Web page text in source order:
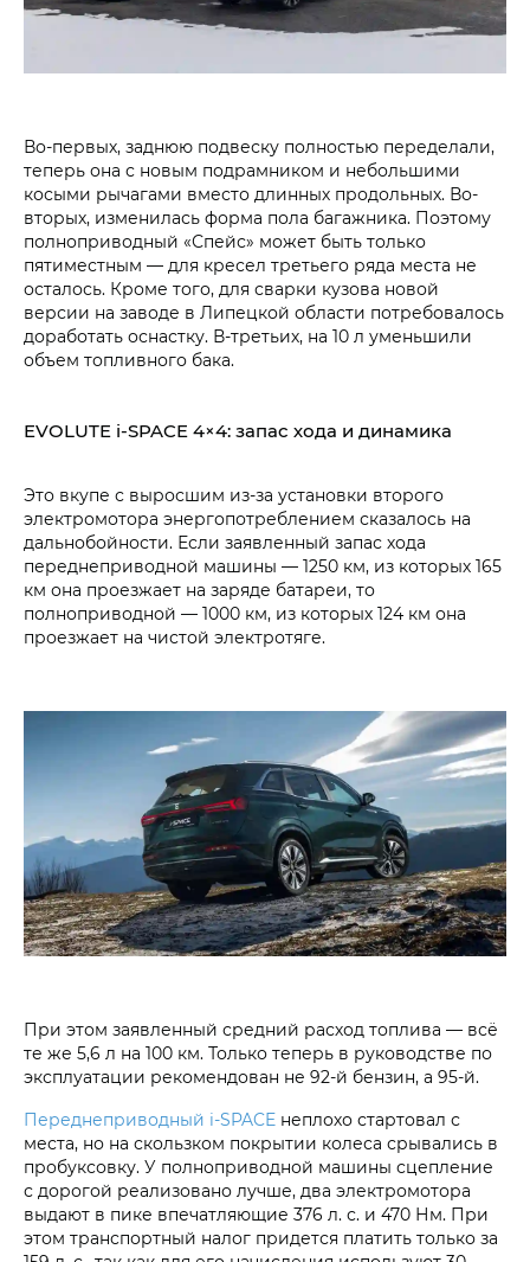
Во-первых, заднюю подвеску полностью переделали,
теперь она с новым подрамником и небольшими
косыми рычагами вместо длинных продольных. Во-
вторых, изменилась форма пола багажника. Поэтому
полноприводный «Спейс» может быть только
пятиместным — для кресел третьего ряда места не
осталось. Кроме того, для сварки кузова новой
версии на заводе в Липецкой области потребовалось
доработать оснастку. В-третьих, на 10 л уменьшили
объем топливного бака.
EVOLUTE i‑SPACE 4×4: запас хода и динамика
Это вкупе с выросшим из-за установки второго
электромотора энергопотреблением сказалось на
дальнобойности. Если заявленный запас хода
переднеприводной машины — 1250 км, из которых 165
км она проезжает на заряде батареи, то
полноприводной — 1000 км, из которых 124 км она
проезжает на чистой электротяге.
При этом заявленный средний расход топлива — всё
те же 5,6 л на 100 км. Только теперь в руководстве по
эксплуатации рекомендован не 92-й бензин, а 95-й.
Переднеприводный i‑SPACE неплохо стартовал с
места, но на скользком покрытии колеса срывались в
пробуксовку. У полноприводной машины сцепление
с дорогой реализовано лучше, два электромотора
выдают в пике впечатляющие 376 л. с. и 470 Нм. При
этом транспортный налог придется платить только за